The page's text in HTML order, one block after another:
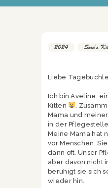
2024 Sora's
Liebe
Ich bin Aveline,
Kitten
.
Mama und
in der
Meine Mama hat
vor Menschen.
dann oft. Unser
aber davon nicht
beruhigt sie sich
wieder hin.